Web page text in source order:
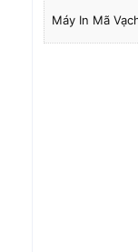
Máy In Mã